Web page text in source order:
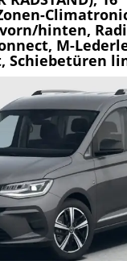
hinten,
M-
Schiebetüren